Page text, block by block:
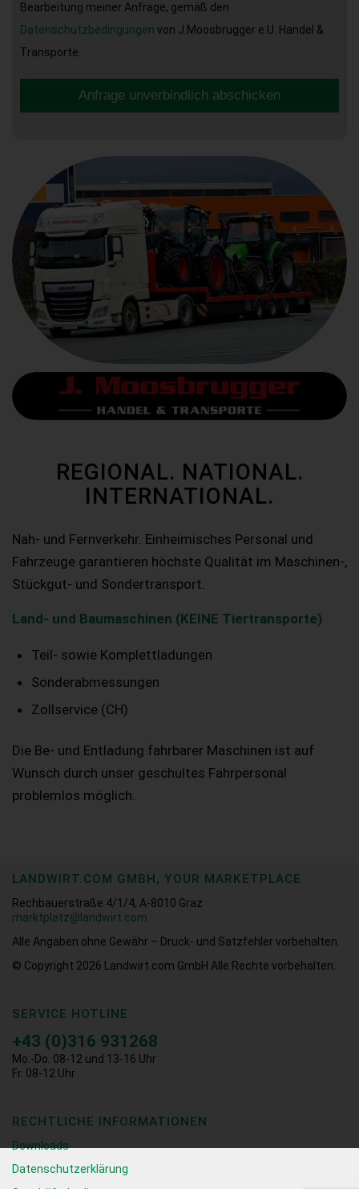
Bearbeitung meiner Anfrage, gemäß den
Datenschutzbedingungen von J.Moosbrugger e.U. Handel &
Transporte.
Anfrage unverbindlich abschicken
REGIONAL. NATIONAL.
INTERNATIONAL.
Nah- und Fernverkehr. Einheimisches Personal und
Fahrzeuge garantieren höchste Qualität im Maschinen-,
Stückgut- und Sondertransport.
Land- und Baumaschinen (KEINE Tiertransporte)
Teil- sowie Komplettladungen
Sonderabmessungen
Zollservice (CH)
Die Be- und Entladung fahrbarer Maschinen ist auf
Wunsch durch unser geschultes Fahrpersonal
problemlos möglich.
LANDWIRT.COM GMBH, YOUR MARKETPLACE
Rechbauerstraße 4/1/4, A-8010 Graz
marktplatz@landwirt.com
Alle Angaben ohne Gewähr – Druck- und Satzfehler vorbehalten.
© Copyright 2026
Landwirt.com GmbH Alle Rechte vorbehalten.
SERVICE HOTLINE
+43 (0)316 931268
Mo.-Do. 08-12 und 13-16 Uhr
Fr. 08-12 Uhr
RECHTLICHE INFORMATIONEN
Downloads
Datenschutzerklärung